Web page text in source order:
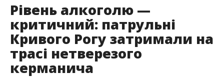
Рівень алкоголю —
критичний: патрульні
Кривого Рогу затримали на
трасі нетверезого
керманича